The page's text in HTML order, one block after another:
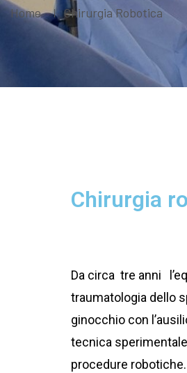
Home Chirurgia Robotica
Chirurgia
Da circa tre anni
traumatologia dello
ginocchio con
tecnica
procedure robotiche.